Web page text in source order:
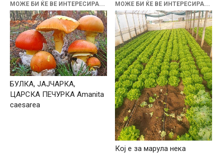
МОЖЕ БИ ЌЕ ВЕ ИНТЕРЕСИРА...
БУЛКА, ЈАЈЧАРКА,
ЦАРСКА ПЕЧУРКА Amanita
caesarea
МОЖЕ БИ ЌЕ ВЕ ИНТЕРЕСИРА...
Кој е за марула нека